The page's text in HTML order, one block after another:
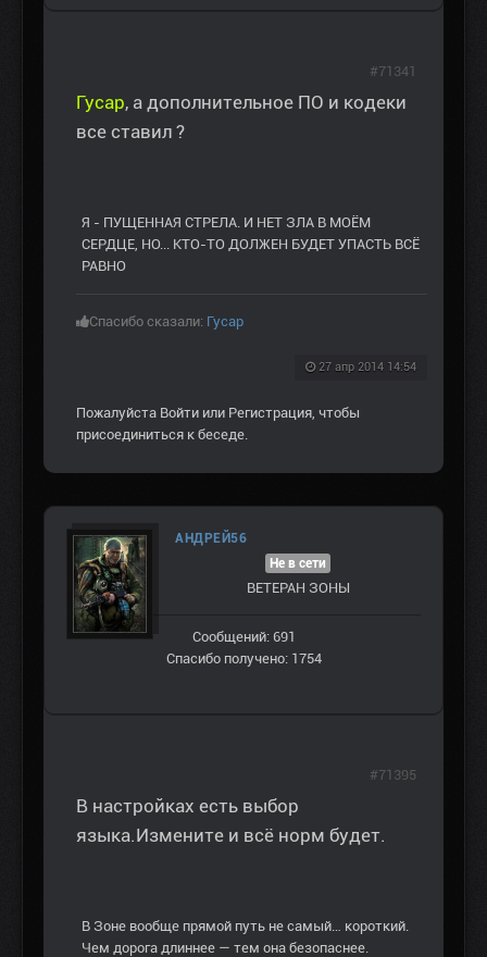
Гусар, а дополнительное ПО и кодеки
все ставил ?
Я - ПУЩЕННАЯ СТРЕЛА. И НЕТ ЗЛА В МОЁМ
СЕРДЦЕ, НО... КТО-ТО ДОЛЖЕН БУДЕТ УПАСТЬ ВСЁ
РАВНО
Спасибо сказали: Гусар
27 апр 2014 14:54
#71341
Пожалуйста Войти или Регистрация , чтобы
присоединиться к беседе.
АНДРЕЙ56
Не в сети
ВЕТЕРАН ЗOНЫ
Сообщений: 691
Спасибо получено: 1754
В настройках есть выбор
языка.Измените и всё норм будет.
В Зоне вообще прямой путь не самый… короткий.
Чем дорога длиннее — тем она безопаснее.
#71395